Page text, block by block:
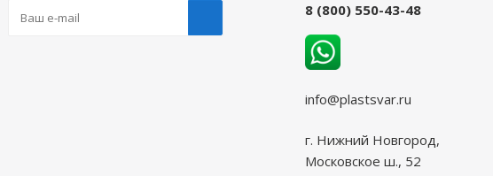
8 (800) 550-43-48
info@plastsvar.ru
г. Нижний Новгород,
Московское ш., 52